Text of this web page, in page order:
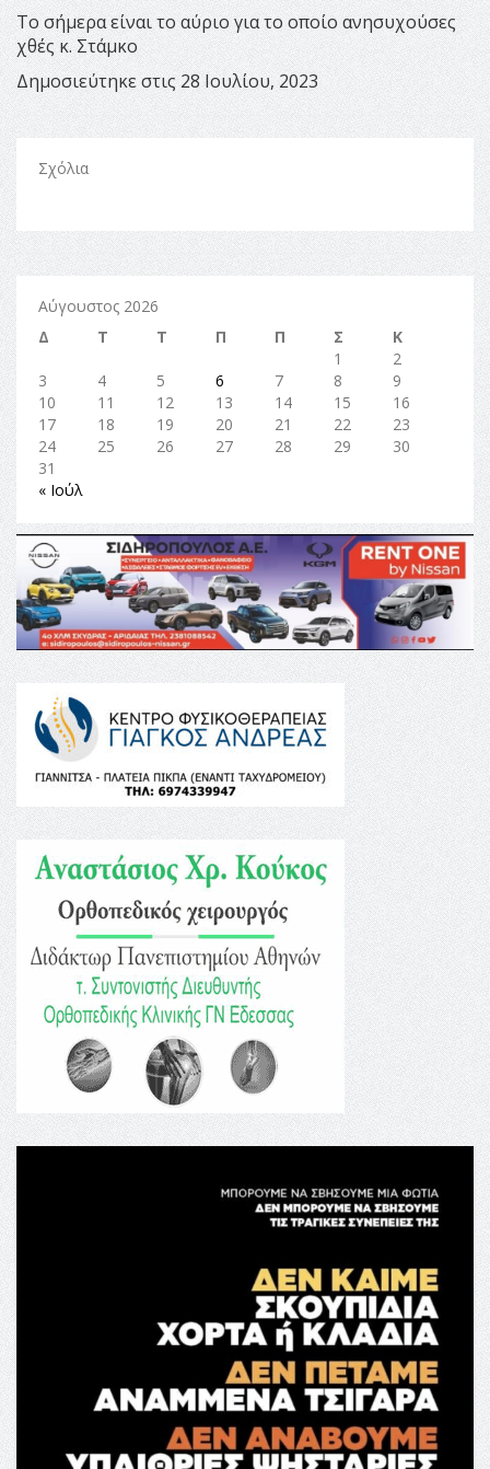
Το σήμερα είναι το αύριο για το οποίο ανησυχούσες
χθές κ. Στάμκο
Δημοσιεύτηκε στις 28 Ιουλίου, 2023
Σχόλια
Αύγουστος 2026
Δ
Τ Τ Π Π Σ
Κ
1
2
3
4 5 6 7 8
9
10
11 12 13 14 15
16
17
18 19 20 21 22
23
24
25 26 27 28 29
30
31
« Ιούλ